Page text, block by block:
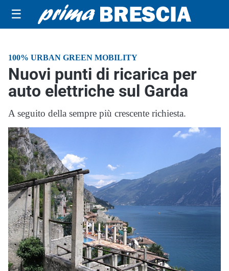
☰
100% URBAN GREEN MOBILITY
Nuovi punti di ricarica per
auto elettriche sul Garda
A seguito della sempre più crescente richiesta.